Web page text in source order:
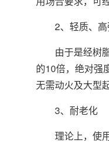
2、轻质、高
由于是经树脂
的10倍，绝对强
无需动火及大型
3、耐老化
理论上，使用